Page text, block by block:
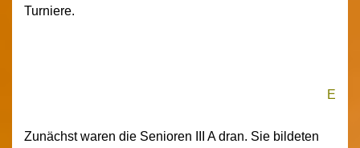
Turniere.
E
Zunächst waren die Senioren III A dran. Sie bildeten